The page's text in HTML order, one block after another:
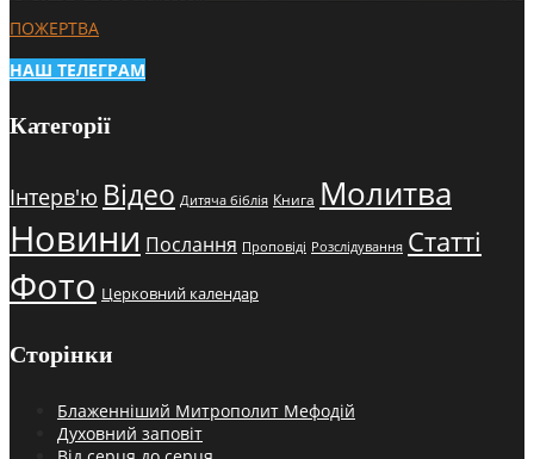
ПОЖЕРТВА
НАШ ТЕЛЕГРАМ
Категорії
Інтерв'ю Відео Дитяча біблія Книга Молитва
Новини Послання Проповіді Розслідування Статті
Фото Церковний календар
Сторінки
Блаженніший Митрополит Мефодій
Духовний заповіт